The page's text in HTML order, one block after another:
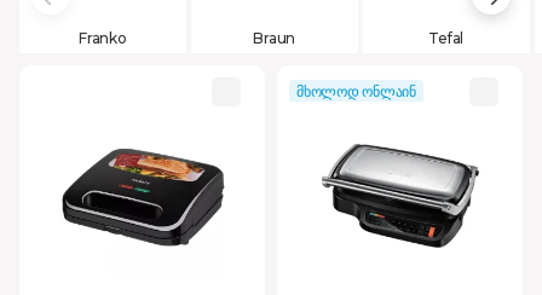
Franko Braun Tefal
მხოლოდ ონლაინ